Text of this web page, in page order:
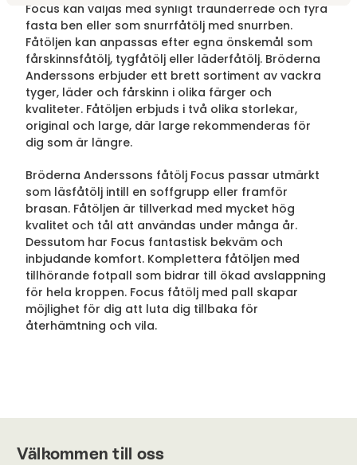
Focus kan väljas med synligt träunderrede och fyra
fasta ben eller som snurrfåtölj med snurrben.
Fåtöljen kan anpassas efter egna önskemål som
fårskinnsfåtölj, tygfåtölj eller läderfåtölj. Bröderna
Anderssons erbjuder ett brett sortiment av vackra
tyger, läder och fårskinn i olika färger och
kvaliteter. Fåtöljen erbjuds i två olika storlekar,
original och large, där large rekommenderas för
dig som är längre.
Bröderna Anderssons fåtölj Focus passar utmärkt
som läsfåtölj intill en soffgrupp eller framför
brasan. Fåtöljen är tillverkad med mycket hög
kvalitet och tål att användas under många år.
Dessutom har Focus fantastisk bekväm och
inbjudande komfort. Komplettera fåtöljen med
tillhörande fotpall som bidrar till ökad avslappning
för hela kroppen. Focus fåtölj med pall skapar
möjlighet för dig att luta dig tillbaka för
återhämtning och vila.
Välkommen till oss